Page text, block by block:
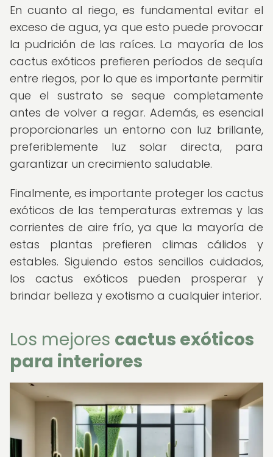
En cuanto al riego, es fundamental evitar el
exceso de agua, ya que esto puede provocar
la pudrición de las raíces. La mayoría de los
cactus exóticos prefieren períodos de sequía
entre riegos, por lo que es importante permitir
que el sustrato se seque completamente
antes de volver a regar. Además, es esencial
proporcionarles un entorno con luz brillante,
preferiblemente luz solar directa, para
garantizar un crecimiento saludable.
Finalmente, es importante proteger los cactus
exóticos de las temperaturas extremas y las
corrientes de aire frío, ya que la mayoría de
estas plantas prefieren climas cálidos y
estables. Siguiendo estos sencillos cuidados,
los cactus exóticos pueden prosperar y
brindar belleza y exotismo a cualquier interior.
Los mejores cactus exóticos
para interiores